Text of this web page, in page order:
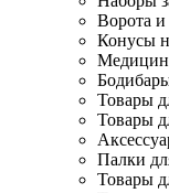
Ворота и
Конусы
Товары
Товары
Палки
Товары